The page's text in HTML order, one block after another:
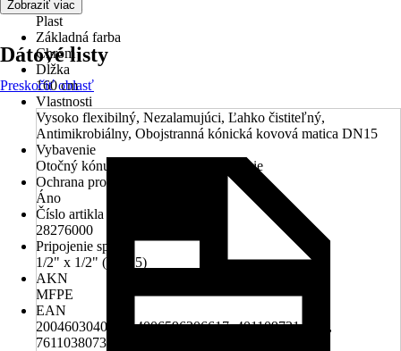
Materiál
Plast
Základná farba
Chróm
Dĺžka
160 cm
Vlastnosti
Vysoko flexibilný, Nezalamujúci, Ľahko čistiteľný,
Antimikrobiálny, Obojstranná kónická kovová matica DN15
Vybavenie
Otočný kónus, Umelohmotné opláštenie
Ochrana proti krúteniu
Áno
Číslo artikla výrobcu
28276000
Pripojenie sprchy
1/2" x 1/2" (DN15)
AKN
MFPE
EAN
2004603040003, 4006596206617, 4011097314037,
7611038073701
Zobraziť viac
Dátové listy
Preskočiť oblasť